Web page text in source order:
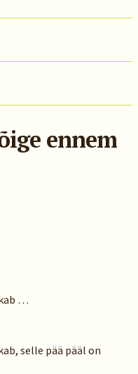
ennem
…
selle pää pääl on